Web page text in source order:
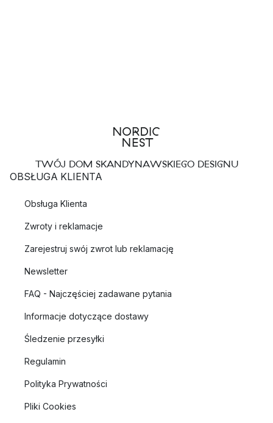
TWÓJ DOM SKANDYNAWSKIEGO DESIGNU
OBSŁUGA KLIENTA
Obsługa Klienta
Zwroty i reklamacje
Zarejestruj swój zwrot lub reklamację
Newsletter
FAQ - Najczęściej zadawane pytania
Informacje dotyczące dostawy
Śledzenie przesyłki
Regulamin
Polityka Prywatności
Pliki Cookies